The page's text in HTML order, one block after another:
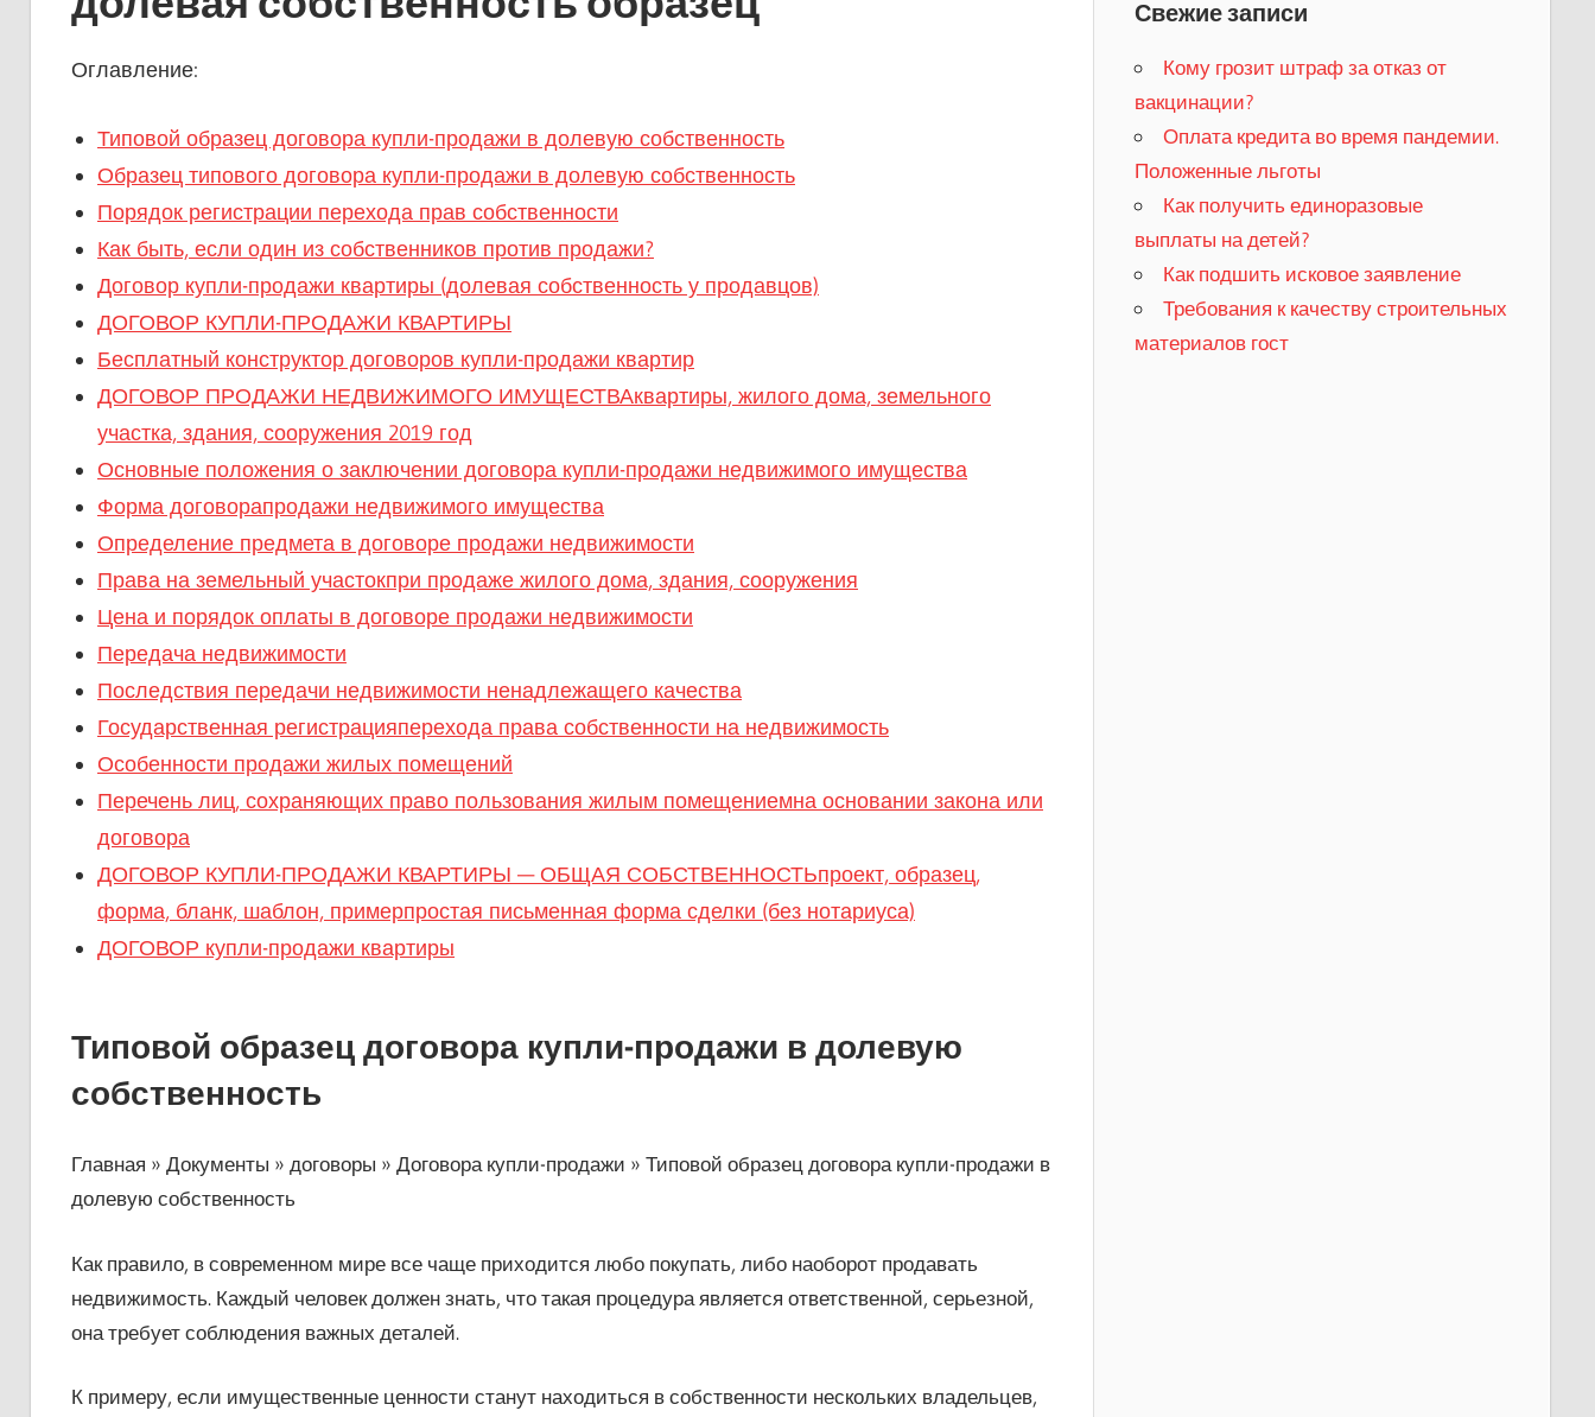
Оглавление:
Типовой образец договора купли-продажи в долевую собственность
Образец типового договора купли-продажи в долевую собственность
Порядок регистрации перехода прав собственности
Как быть, если один из собственников против продажи?
Договор купли-продажи квартиры (долевая собственность у продавцов)
ДОГОВОР КУПЛИ-ПРОДАЖИ КВАРТИРЫ
Бесплатный конструктор договоров купли-продажи квартир
ДОГОВОР ПРОДАЖИ НЕДВИЖИМОГО ИМУЩЕСТВАквартиры, жилого дома, земельного
участка, здания, сооружения 2019 год
Основные положения о заключении договора купли-продажи недвижимого имущества
Форма договорапродажи недвижимого имущества
Определение предмета в договоре продажи недвижимости
Права на земельный участокпри продаже жилого дома, здания, сооружения
Цена и порядок оплаты в договоре продажи недвижимости
Передача недвижимости
Последствия передачи недвижимости ненадлежащего качества
Государственная регистрацияперехода права собственности на недвижимость
Особенности продажи жилых помещений
Перечень лиц, сохраняющих право пользования жилым помещениемна основании закона или
договора
ДОГОВОР КУПЛИ-ПРОДАЖИ КВАРТИРЫ — ОБЩАЯ СОБСТВЕННОСТЬпроект, образец,
форма, бланк, шаблон, примерпростая письменная форма сделки (без нотариуса)
ДОГОВОР купли-продажи квартиры
Типовой образец договора купли-продажи в долевую
собственность
Главная » Документы » договоры » Договора купли-продажи » Типовой образец договора купли-продажи в
долевую собственность
Как правило, в современном мире все чаще приходится любо покупать, либо наоборот продавать
недвижимость. Каждый человек должен знать, что такая процедура является ответственной, серьезной,
она требует соблюдения важных деталей.
К примеру, если имущественные ценности станут находиться в собственности нескольких владельцев,
Свежие записи
Кому грозит штраф за отказ от
вакцинации?
​Оплата кредита во время пандемии.
Положенные льготы
​Как получить единоразовые
выплаты на детей?
Как подшить исковое заявление
Требования к качеству строительных
материалов гост